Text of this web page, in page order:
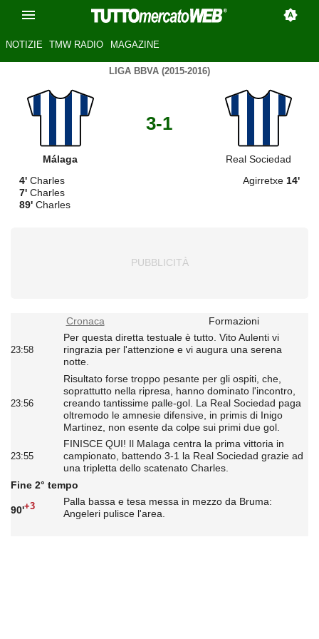
NOTIZIE TMW RADIO MAGAZINE
LIGA BBVA (2015-2016)
Málaga
3-1
Real Sociedad
4' Charles
7' Charles
89' Charles
Agirretxe 14'
Cronaca Formazioni
23:58
Per questa diretta testuale è tutto. Vito Aulenti vi
ringrazia per l'attenzione e vi augura una serena
notte.
23:56
Risultato forse troppo pesante per gli ospiti, che,
soprattutto nella ripresa, hanno dominato l'incontro,
creando tantissime palle-gol. La Real Sociedad paga
oltremodo le amnesie difensive, in primis di Inigo
Martinez, non esente da colpe sui primi due gol.
23:55
FINISCE QUI! Il Malaga centra la prima vittoria in
campionato, battendo 3-1 la Real Sociedad grazie ad
una tripletta dello scatenato Charles.
Fine 2° tempo
90'+3
Palla bassa e tesa messa in mezzo da Bruma:
Angeleri pulisce l'area.